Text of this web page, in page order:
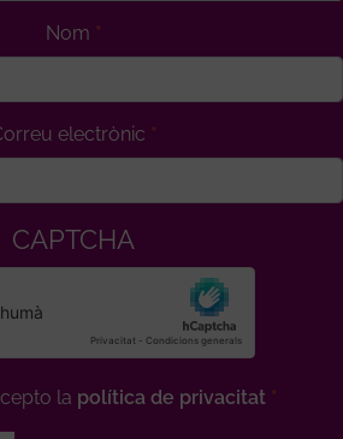
Nom
electrònic
CAPTCHA
la política de privacitat